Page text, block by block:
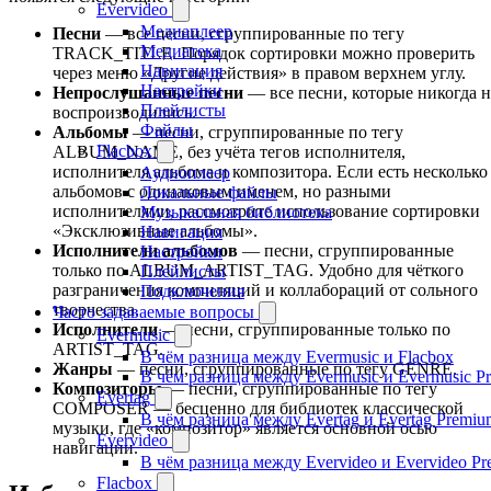
Evervideo
Медиаплеер
Медиатека
Навигация
Настройки
Плейлисты
Файлы
Flacbox
Аудиоплеер
Локальные файлы
Музыкальная библиотека
Навигация
Настройки
Плейлисты
Подключения
Часто задаваемые вопросы
Evermusic
В чём разница между Evermusic и Flacbox
В чём разница между Evermusic и Evermusic
Evertag
В чём разница между Evertag и Evertag
Evervideo
В чём разница между Evervideo и Evervideo
Flacbox
Песни — все песни, сгруппированные по тегу
TRACK_TITLE. Порядок сортировки можно проверить
через меню «Другие действия» в правом верхнем углу.
Непрослушанные песни — все песни, которые никогда
воспроизводились.
Альбомы — песни, сгруппированные по тегу
ALBUM_NAME, без учёта тегов исполнителя,
исполнителя альбома и композитора. Если есть несколько
альбомов с одинаковым именем, но разными
исполнителями, рассмотрите использование сортировки
«Эксклюзивные альбомы».
Исполнители альбомов — песни, сгруппированные
только по ALBUM_ARTIST_TAG. Удобно для чёткого
разграничения компиляций и коллабораций от сольного
творчества.
Исполнители— песни, сгруппированные только по
ARTIST_TAG.
Жанры — песни, сгруппированные по тегу GENRE.
Композиторы— песни, сгруппированные по тегу
COMPOSER — бесценно для библиотек классической
музыки, где «композитор» является основной осью
навигации.